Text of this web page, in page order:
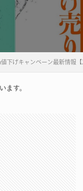
値下げキャンペーン最新情報
ます。